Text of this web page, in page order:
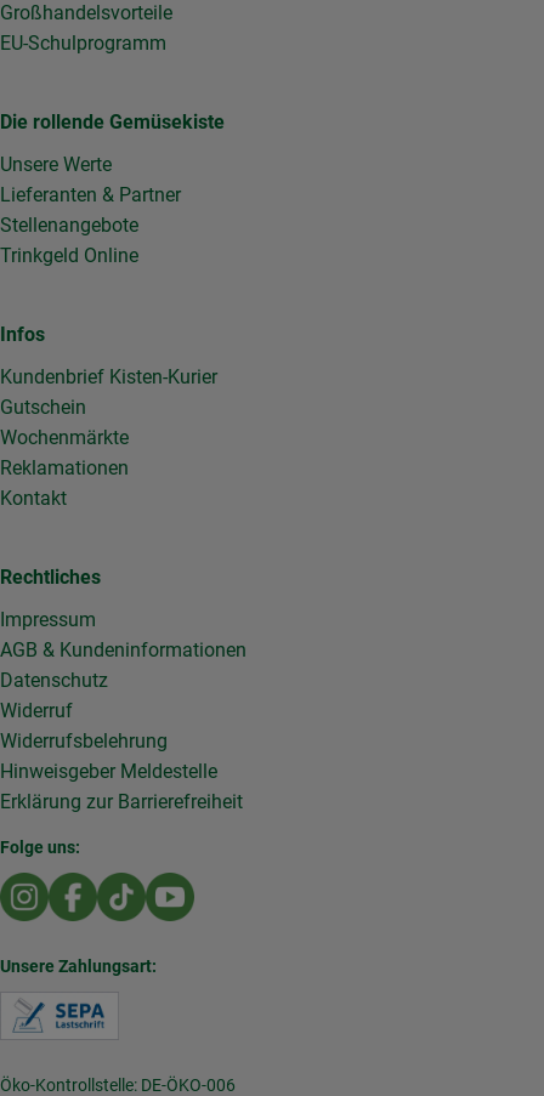
Großhandelsvorteile
EU-Schulprogramm
Die rollende Gemüsekiste
Unsere Werte
Lieferanten & Partner
Stellenangebote
Trinkgeld Online
Infos
Kundenbrief Kisten-Kurier
Gutschein
Wochenmärkte
Reklamationen
Kontakt
Rechtliches
Impressum
AGB & Kundeninformationen
Datenschutz
Widerruf
Widerrufsbelehrung
Hinweisgeber Meldestelle
Erklärung zur Barrierefreiheit
Folge uns:
Externer Link zu https://www.instagram.com/
Externer Link zu https://www.facebook.com/
Externer Link zu https://www.tiktok.com/
Externer Link zu https://
Unsere Zahlungsart:
Öko-Kontrollstelle: DE-ÖKO-006